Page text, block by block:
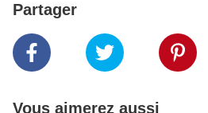
Partager
Vous aimerez aussi